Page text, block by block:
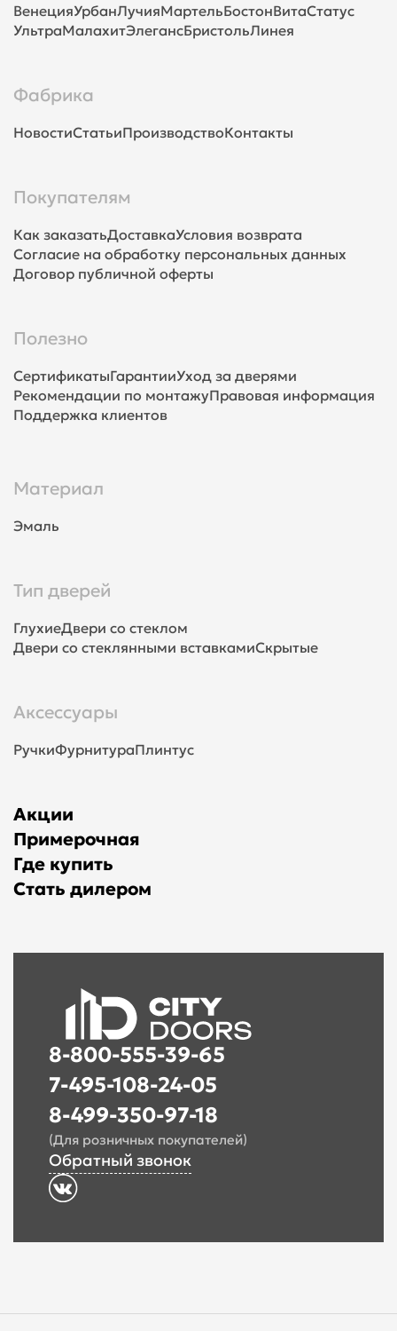
ВенецияУрбанЛучияМартельБостонВитаСтатус
УльтраМалахитЭлегансБристольЛинея
Фабрика
НовостиСтатьиПроизводствоКонтакты
Покупателям
Как заказатьДоставкаУсловия возврата
Согласие на обработку персональных данных
Договор публичной оферты
Полезно
СертификатыГарантииУход за дверями
Рекомендации по монтажуПравовая информация
Поддержка клиентов
Материал
Эмаль
Тип дверей
ГлухиеДвери со стеклом
Двери со стеклянными вставкамиСкрытые
Аксессуары
РучкиФурнитураПлинтус
Акции
Примерочная
Где купить
Стать дилером
8-800-555-39-65
7-495-108-24-05
8-499-350-97-18
(Для розничных покупателей)
Обратный звонок